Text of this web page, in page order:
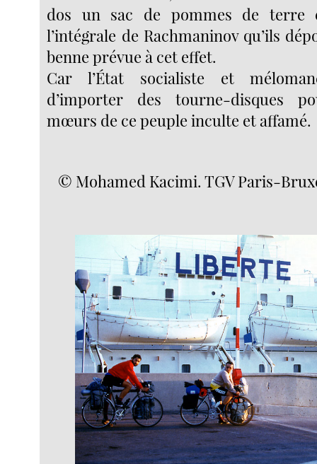
dos un sac de pommes de terre
l’intégrale de Rachmaninov qu’ils
benne prévue à cet effet.
Car l’État socialiste et
d’importer des tourne-disques
mœurs de ce peuple inculte et affamé.
© Mohamed Kacimi. TGV Paris-